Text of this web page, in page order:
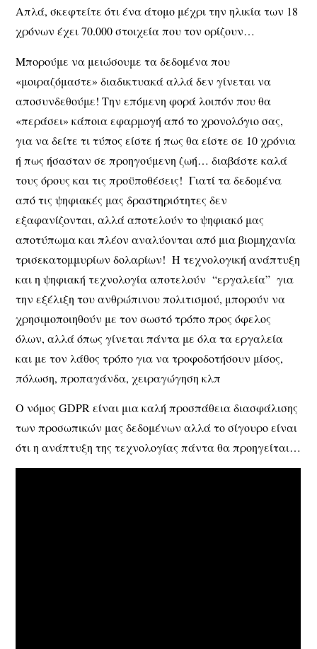
Απλά, σκεφτείτε ότι ένα άτομο μέχρι την ηλικία των 18
χρόνων έχει 70.000 στοιχεία που τον ορίζουν…
Μπορούμε να μειώσουμε τα δεδομένα που
«μοιραζόμαστε» διαδικτυακά αλλά δεν γίνεται να
αποσυνδεθούμε! Την επόμενη φορά λοιπόν που θα
«περάσει» κάποια εφαρμογή από το χρονολόγιο σας,
για να δείτε τι τύπος είστε ή πως θα είστε σε 10 χρόνια
ή πως ήσασταν σε προηγούμενη ζωή… διαβάστε καλά
τους όρους και τις προϋποθέσεις! Γιατί τα δεδομένα
από τις ψηφιακές μας δραστηριότητες δεν
εξαφανίζονται, αλλά αποτελούν το ψηφιακό μας
αποτύπωμα και πλέον αναλύονται από μια βιομηχανία
τρισεκατομμυρίων δολαρίων! Η τεχνολογική ανάπτυξη
και η ψηφιακή τεχνολογία αποτελούν “εργαλεία” για
την εξέλιξη του ανθρώπινου πολιτισμού, μπορούν να
χρησιμοποιηθούν με τον σωστό τρόπο προς όφελος
όλων, αλλά όπως γίνεται πάντα με όλα τα εργαλεία
και με τον λάθος τρόπο για να τροφοδοτήσουν μίσος,
πόλωση, προπαγάνδα, χειραγώγηση κλπ
Ο νόμος GDPR είναι μια καλή προσπάθεια διασφάλισης
των προσωπικών μας δεδομένων αλλά το σίγουρο είναι
ότι η ανάπτυξη της τεχνολογίας πάντα θα προηγείται…